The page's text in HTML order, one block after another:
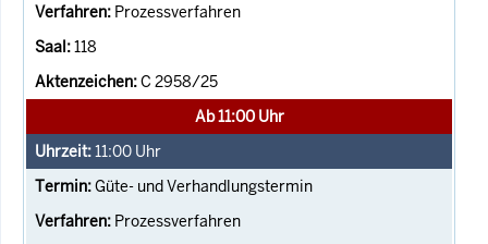
Prozessverfahren
118
C 2958/25
Ab 11:00 Uhr
11:00 Uhr
Güte- und Verhandlungstermin
Prozessverfahren